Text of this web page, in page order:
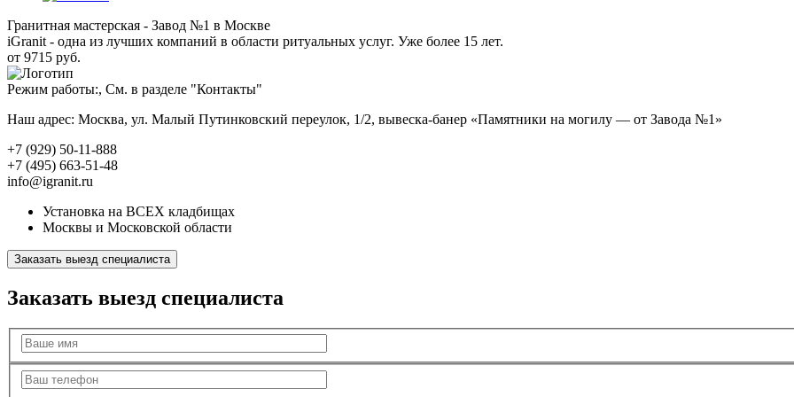
Гранитная мастерская - Завод №1 в Москве
iGranit - одна из лучших компаний в области ритуальных услуг. Уже более 15 лет.
от 9715 руб.
Режим работы:, См. в разделе "Контакты"
Наш адрес: Москва, ул. Малый Путинковский переулок, 1/2, вывеска-банер «Памятники на могилу — от Завода №1»
+7 (929) 50-11-888
+7 (495) 663-51-48
info@igranit.ru
Установка на ВСЕХ кладбищах
Москвы и Московской области
Заказать выезд специалиста
Заказать выезд специалиста